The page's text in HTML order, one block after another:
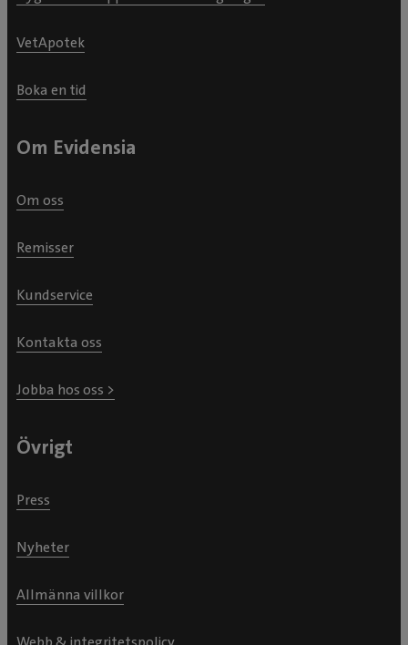
VetApotek
Boka en tid
Om Evidensia
Om oss
Remisser
Kundservice
Kontakta oss
Jobba hos oss >
Övrigt
Press
Nyheter
Allmänna villkor